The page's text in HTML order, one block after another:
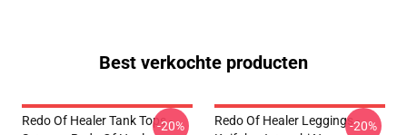
Best verkochte producten
Redo Of Healer Tank Tops --20%
Redo Of Healer Leggings --20%